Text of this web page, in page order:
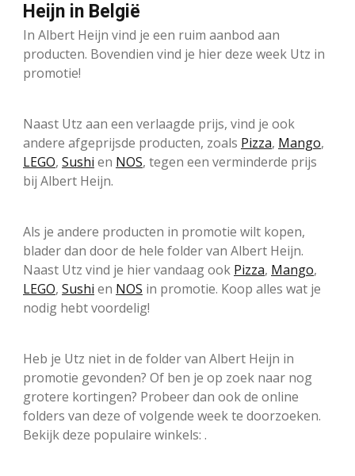
Heijn in België
In Albert Heijn vind je een ruim aanbod aan
producten. Bovendien vind je hier deze week Utz in
promotie!
Naast Utz aan een verlaagde prijs, vind je ook
andere afgeprijsde producten, zoals Pizza, Mango,
LEGO, Sushi en NOS, tegen een verminderde prijs
bij Albert Heijn.
Als je andere producten in promotie wilt kopen,
blader dan door de hele folder van Albert Heijn.
Naast Utz vind je hier vandaag ook Pizza, Mango,
LEGO, Sushi en NOS in promotie. Koop alles wat je
nodig hebt voordelig!
Heb je Utz niet in de folder van Albert Heijn in
promotie gevonden? Of ben je op zoek naar nog
grotere kortingen? Probeer dan ook de online
folders van deze of volgende week te doorzoeken.
Bekijk deze populaire winkels: .